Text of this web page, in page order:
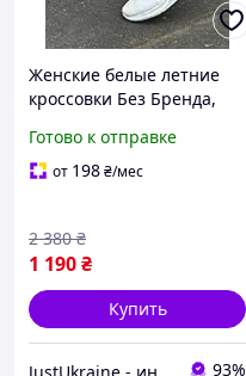
Женские белые летние
кроссовки Без Бренда,
на лето для девушек
Готово к отправке
от 198₴/мес
1 190₴
2 380 ₴
Купить
93%